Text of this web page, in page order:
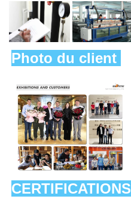
Photo du client
CERTIFICATIONS